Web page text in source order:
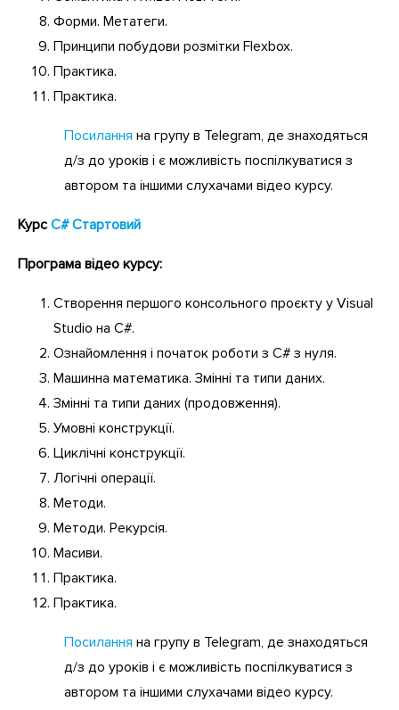
Форми. Метатеги.
Принципи побудови розмітки Flexbox.
Практика.
Практика.
Посилання на групу в Telegram, де знаходяться
д/з до уроків і є можливість поспілкуватися з
автором та іншими слухачами відео курсу.
Курс C# Стартовий
Програма відео курсу:
Створення першого консольного проєкту у Visual
Studio на C#.
Ознайомлення і початок роботи з C# з нуля.
Машинна математика. Змінні та типи даних.
Змінні та типи даних (продовження).
Умовні конструкції.
Циклічні конструкції.
Логічні операції.
Методи.
Методи. Рекурсія.
Масиви.
Практика.
Практика.
Посилання на групу в Telegram, де знаходяться
д/з до уроків і є можливість поспілкуватися з
автором та іншими слухачами відео курсу.